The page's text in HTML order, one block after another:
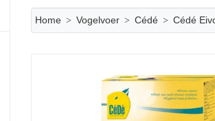
Home Vogelvoer Cédé Cédé